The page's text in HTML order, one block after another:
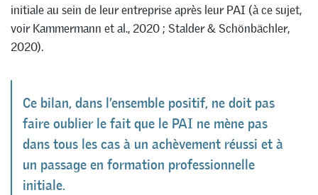
initiale au sein de leur entreprise après leur PAI (à ce sujet,
voir Kammermann et al., 2020 ; Stalder & Schönbächler,
2020).
Ce bilan, dans l’ensemble positif, ne doit pas
faire oublier le fait que le PAI ne mène pas
dans tous les cas à un achèvement réussi et à
un passage en formation professionnelle
initiale.